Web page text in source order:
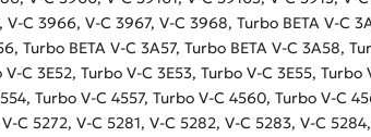
C 3966, V-C 3967, V-C 3968, Turbo BETA V-C
Turbo BETA V-C 3A57, Turbo BETA V-C 3A58,
V-C 3E52, Turbo V-C 3E53, Turbo V-C 3E55,
Turbo V-C 4557, Turbo V-C 4560, Turbo V-C
V-C 5272, V-C 5281, V-C 5282, V-C 5283, V-C